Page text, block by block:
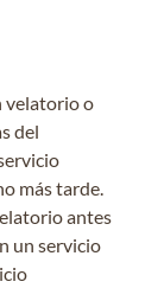
velatorio o
del
más tarde.
antes
un servicio